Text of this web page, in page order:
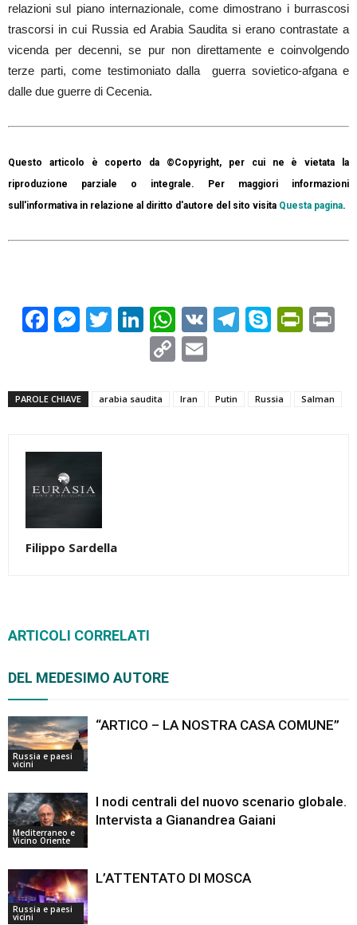
relazioni sul piano internazionale, come dimostrano i burrascosi
trascorsi in cui Russia ed Arabia Saudita si erano contrastate a
vicenda per decenni, se pur non direttamente e coinvolgendo
terze parti, come testimoniato dalla guerra sovietico-afgana e
dalle due guerre di Cecenia.
Questo articolo è coperto da ©Copyright, per cui ne è vietata la
riproduzione parziale o integrale. Per maggiori informazioni
sull'informativa in relazione al diritto d'autore del sito visita Questa pagina.
Facebook
Messenger
TwitterLinkedIn
WhatsApp
VK Telegram
Skype
Copy
PAROLE CHIAVE arabia saudita Iran Putin Russia Salman
Filippo Sardella
ARTICOLI CORRELATI
DEL MEDESIMO AUTORE
Russia e paesi
vicini
“ARTICO – LA NOSTRA CASA COMUNE”
Mediterraneo e
Vicino Oriente
I nodi centrali del nuovo scenario globale.
Intervista a Gianandrea Gaiani
Russia e paesi
vicini
L’ATTENTATO DI MOSCA